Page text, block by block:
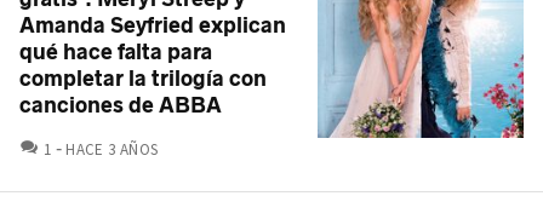
Amanda Seyfried explican
qué hace falta para
completar la trilogía con
canciones de ABBA
1 COMENTARIOS
HACE 3 AÑOS